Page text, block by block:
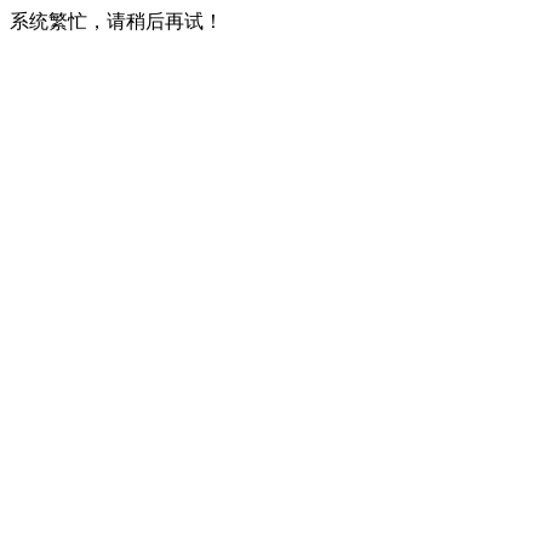
系统繁忙，请稍后再试！